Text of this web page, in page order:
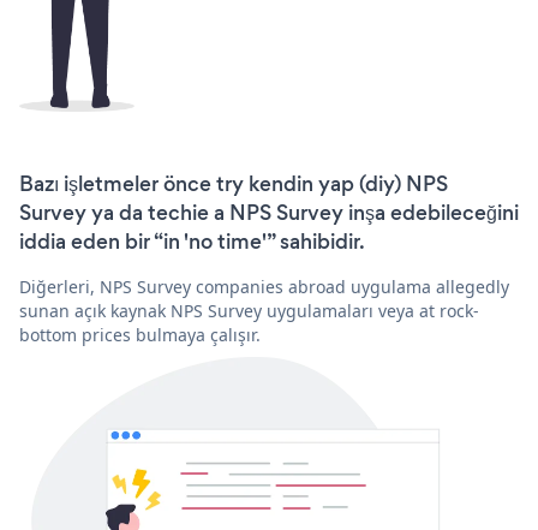
Bazı işletmeler önce try kendin yap (diy) NPS
Survey ya da techie a NPS Survey inşa edebileceğini
iddia eden bir “in 'no time'” sahibidir.
Diğerleri, NPS Survey companies abroad uygulama allegedly
sunan açık kaynak NPS Survey uygulamaları veya at rock-
bottom prices bulmaya çalışır.